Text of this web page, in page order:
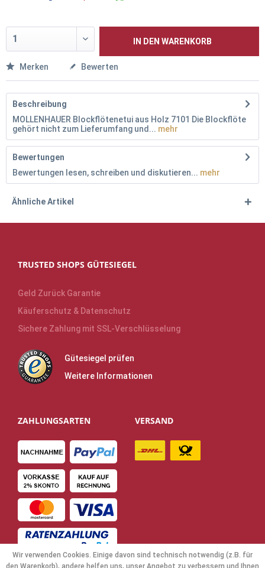
IN DEN WARENKORB
Merken Bewerten
Beschreibung
MOLLENHAUER Blockflötenetui aus Holz 7101 Die Blockflöte
gehört nicht zum Lieferumfang und... mehr
Bewertungen
Bewertungen lesen, schreiben und diskutieren... mehr
Ähnliche Artikel
TRUSTED SHOPS GÜTESIEGEL
Geld Zurück Garantie
Käuferschutz & Datenschutz
Sichere Zahlung mit SSL-Verschlüsselung
Gütesiegel prüfen
Weitere Informationen
ZAHLUNGSARTEN VERSAND
Wir verwenden Cookies. Einige davon sind technisch notwendig (z.B. für
den Warenkorb), andere helfen uns, unser Angebot zu verbessern und Ihnen